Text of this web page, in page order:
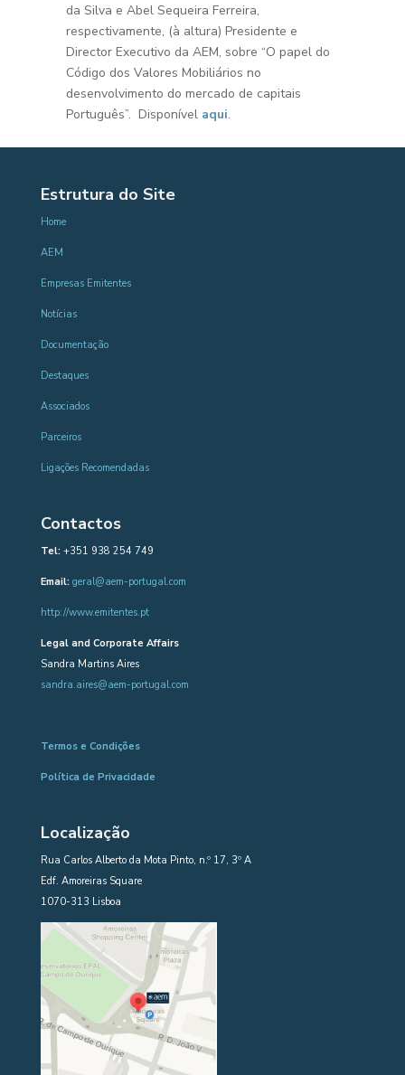
da Silva e Abel Sequeira Ferreira,
respectivamente, (à altura) Presidente e
Director Executivo da AEM, sobre “O papel do
Código dos Valores Mobiliários no
desenvolvimento do mercado de capitais
Português”. Disponível aqui.
Estrutura do Site
Home
AEM
Empresas Emitentes
Notícias
Documentação
Destaques
Associados
Parceiros
Ligações Recomendadas
Contactos
Tel:+351 938 254 749
Email: geral@aem-portugal.com
http://www.emitentes.pt
Legal and Corporate Affairs
Sandra Martins Aires
sandra.aires@aem-portugal.com
Termos e Condições
Política de Privacidade
Localização
Rua Carlos Alberto da Mota Pinto, n.º 17, 3º A
Edf. Amoreiras Square
1070-313 Lisboa